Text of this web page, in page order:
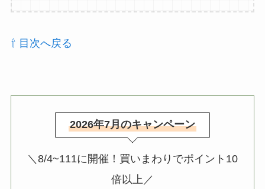
⇧ 目次へ戻る
2026年7月のキャンペーン
＼8/4~111に開催！買いまわりでポイント10
倍以上／